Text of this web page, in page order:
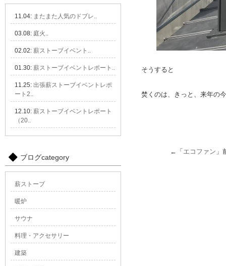
そうすると
焚くのは、きっと、来年の
←「 エコファン
11.04: またまた人気のドブレ..
03.08: 庭火..
02.02: 薪ストーブイベント..
01.30: 薪ストーブイベントレポート..
11.25: 出張薪ストーブイベントレポ
ート2..
12.10: 薪ストーブイベントレポート
（20..
ブログcategory
薪ストーブ
暖炉
サウナ
料理・アクセサリー
建築